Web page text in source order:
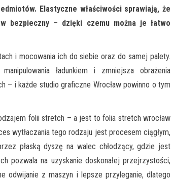
Elastyczne właściwości sprawiają, że
bezpieczny – dzięki czemu można je łatwo
i mocowania ich do siebie oraz do samej palety.
ładunkiem i zmniejsza obrażenia
– i każde studio graficzne Wrocław powinno o tym
folii stretch – a jest to folia stretch wrocław
wytłaczania tego rodzaju jest procesem ciągłym,
płaską dyszę na walec chłodzący, gdzie jest
pozwala na uzyskanie doskonałej przejrzystości,
odwijanie z maszyn i lepsze przyleganie, dlatego